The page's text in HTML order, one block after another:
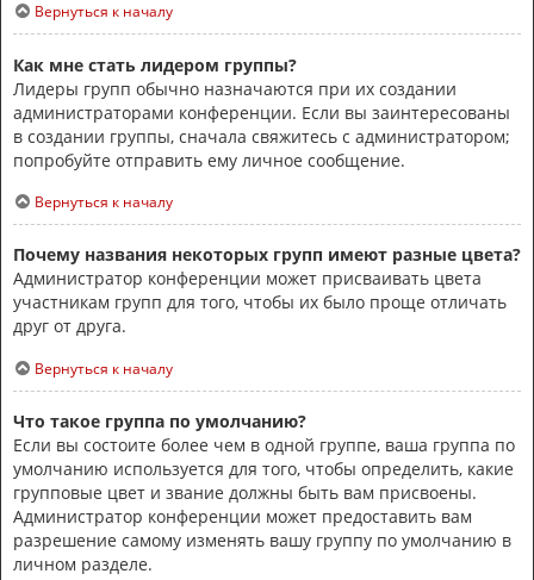
Вернуться к началу
Как мне стать лидером группы?
Лидеры групп обычно назначаются при их создании
администраторами конференции. Если вы заинтересованы
в создании группы, сначала свяжитесь с администратором;
попробуйте отправить ему личное сообщение.
Вернуться к началу
Почему названия некоторых групп имеют разные цвета?
Администратор конференции может присваивать цвета
участникам групп для того, чтобы их было проще отличать
друг от друга.
Вернуться к началу
Что такое группа по умолчанию?
Если вы состоите более чем в одной группе, ваша группа по
умолчанию используется для того, чтобы определить, какие
групповые цвет и звание должны быть вам присвоены.
Администратор конференции может предоставить вам
разрешение самому изменять вашу группу по умолчанию в
личном разделе.